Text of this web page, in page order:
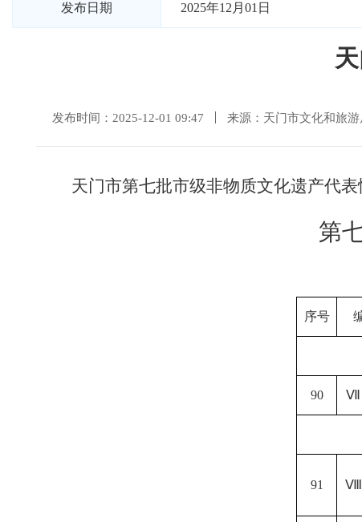
发布日期 2025年12月01日
发布时间：2025-12-01 09:47 来源：天门市文化和旅游
天门市第七批市级非物质文化遗产代表
第
序号
90 Ⅶ
91 Ⅷ